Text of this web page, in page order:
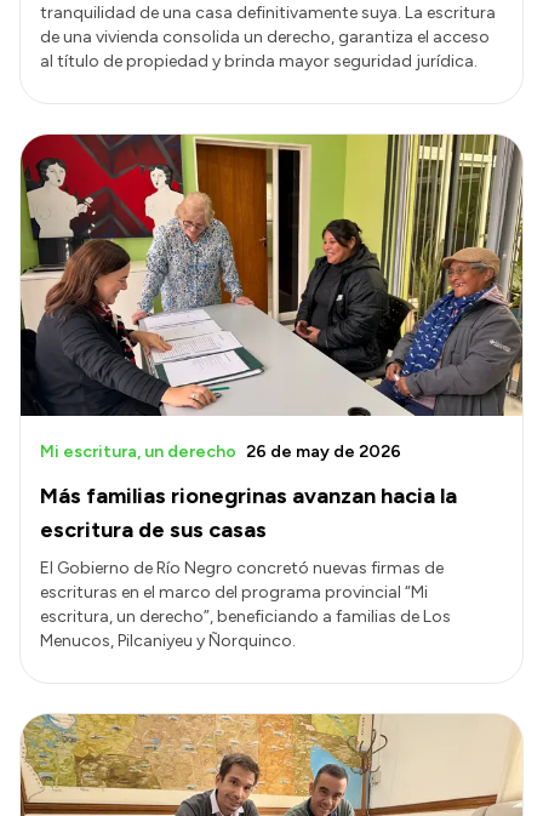
tranquilidad de una casa definitivamente suya. La escritura
de una vivienda consolida un derecho, garantiza el acceso
al título de propiedad y brinda mayor seguridad jurídica.
Más familias rionegrinas avanzan hacia la
escritura de sus casas
Mi escritura, un derecho 26 de may de 2026
El Gobierno de Río Negro concretó nuevas firmas de
escrituras en el marco del programa provincial “Mi
escritura, un derecho”, beneficiando a familias de Los
Menucos, Pilcaniyeu y Ñorquinco.